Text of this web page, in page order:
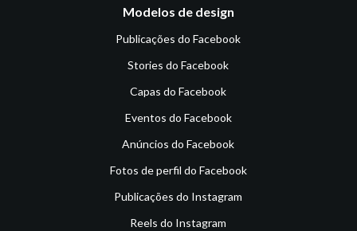
Modelos de design
Publicações do Facebook
Stories do Facebook
Capas do Facebook
Eventos do Facebook
Anúncios do Facebook
Fotos de perfil do Facebook
Publicações do Instagram
Reels do Instagram